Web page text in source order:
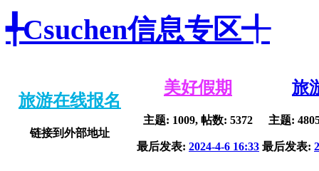
╃Csuchen信息专区╃
旅游在线报名
链接到外部地址
美好假期
主题: 1009, 帖数: 5372
最后发表: 2024-4-6 16:33
旅
主题:
最后发表: